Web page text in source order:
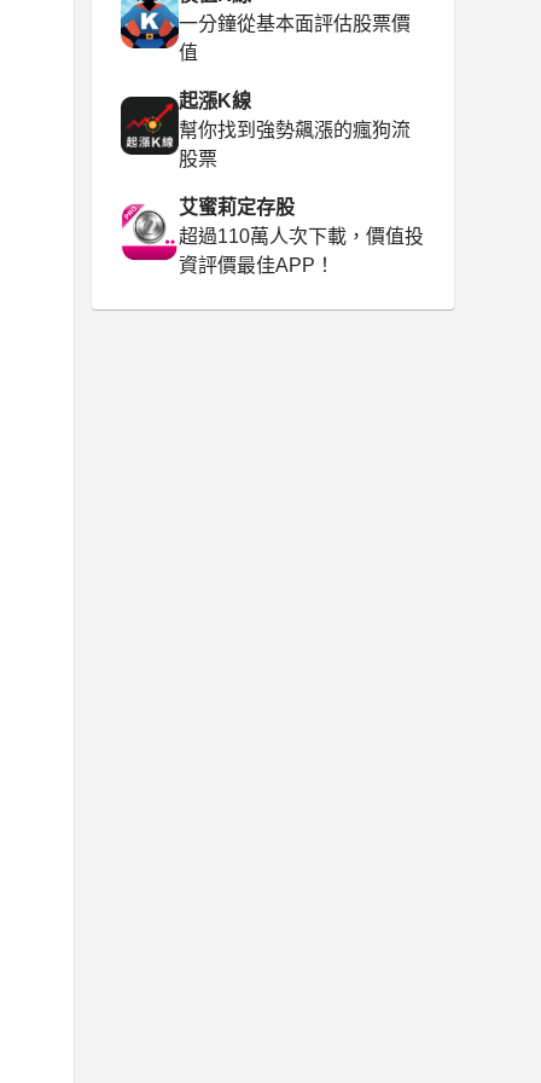
一分鐘從基本面評估股票價
值
起漲K線
幫你找到強勢飆漲的瘋狗流
股票
艾蜜莉定存股
超過110萬人次下載，價值投
資評價最佳APP！